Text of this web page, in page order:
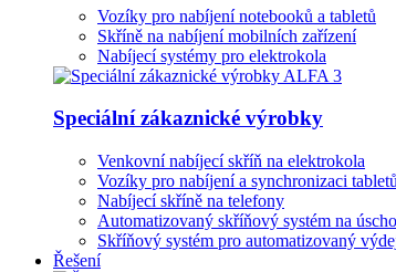
Vozíky pro nabíjení notebooků a tabletů
Skříně na nabíjení mobilních zařízení
Nabíjecí systémy pro elektrokola
Speciální zákaznické výrobky
Venkovní nabíjecí skříň na elektrokola
Vozíky pro nabíjení a synchronizaci
Nabíjecí skříně na telefony
Automatizovaný skříňový systém na
Skříňový systém pro automatizovaný
Řešení